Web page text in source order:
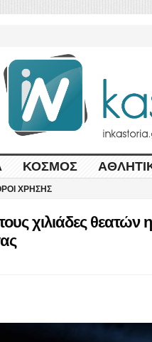
ΚΌΣΜΟΣ
ΧΡΉΣΗΣ
χιλιάδες θεατών